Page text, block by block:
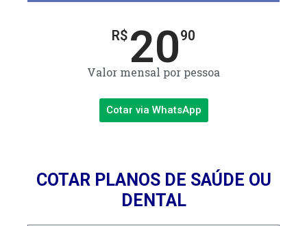
R$ 2090
Valor mensal por pessoa
Cotar via WhatsApp
COTAR PLANOS DE SAÚDE OU
DENTAL